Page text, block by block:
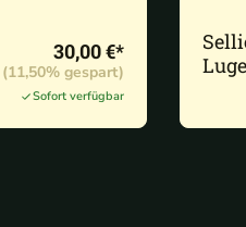
30,00 €*
(11,50% gespart)
Sofort verfügbar